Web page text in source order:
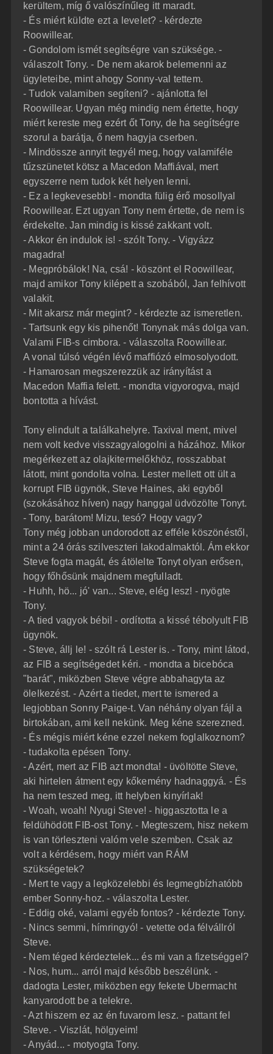
kerültem, míg ő valószínűleg itt maradt.
- És miért küldte ezt a levelet? - kérdezte
Roowillear.
- Gondolom ismét segítségre van szüksége. -
válaszolt Tony. - De nem akarok belemenni az
ügyleteibe, mint ahogy Sonny-val tettem.
- Tudok valamiben segíteni? - ajánlotta fel
Roowillear. Ugyan még mindig nem értette, hogy
miért kereste meg ezért őt Tony, de ha segítségre
szorul a barátja, ő nem hagyja cserben.
- Mindössze annyit tegyél meg, hogy valamiféle
tűzszünetet kötsz a Macedon Maffiával, mert
egyszerre nem tudok két helyen lenni.
- Ez a legkevesebb! - mondta fülig érő mosollyal
Roowillear. Ezt ugyan Tony nem értette, de nem is
érdekelte. Jan mindig is kissé zakkant volt.
- Akkor én indulok is! - szólt Tony. - Vigyázz
magadra!
- Megpróbálok! Na, csá! - köszönt el Roowillear,
majd amikor Tony kilépett a szobából, Jan felhívott
valakit.
- Mit akarsz már megint? - kérdezte az ismeretlen.
- Tartsunk egy kis pihenőt! Tonynak más dolga van.
Valami FIB-s cimbora. - válaszolta Roowillear.
A vonal túlsó végén lévő maffiózó elmosolyodott.
- Hamarosan megszerezzük az irányítást a
Macedon Maffia felett. - mondta vigyorogva, majd
bontotta a hívást.
Tony elindult a találkahelyre. Taxival ment, mivel
nem volt kedve visszagyalogolni a házához. Mikor
megérkezett az olajkitermelőkhöz, rosszabbat
látott, mint gondolta volna. Lester mellett ott ült a
korrupt FIB ügynök, Steve Haines, aki egyből
(szokásához híven) nagy hanggal üdvözölte Tonyt.
- Tony, barátom! Mizu, tesó? Hogy vagy?
Tony még jobban undorodott az efféle köszönéstől,
mint a 24 órás szilveszteri lakodalmaktól. Ám ekkor
Steve fogta magát, és átölelte Tonyt olyan erősen,
hogy főhősünk majdnem megfulladt.
- Huhh, hö... jó' van... Steve, elég lesz! - nyögte
Tony.
- A tied vagyok bébi! - ordította a kissé tébolyult FIB
ügynök.
- Steve, állj le! - szólt rá Lester is. - Tony, mint látod,
az FIB a segítségedet kéri. - mondta a bicebóca
"barát", miközben Steve végre abbahagyta az
ölelkezést. - Azért a tiedet, mert te ismered a
legjobban Sonny Paige-t. Van néhány olyan fájl a
birtokában, ami kell nekünk. Meg kéne szerezned.
- És mégis miért kéne ezzel nekem foglalkoznom?
- tudakolta epésen Tony.
- Azért, mert az FIB azt mondta! - üvöltötte Steve,
aki hirtelen átment egy kőkemény hadnaggyá. - És
ha nem teszed meg, itt helyben kinyírlak!
- Woah, woah! Nyugi Steve! - higgasztotta le a
feldühödött FIB-ost Tony. - Megteszem, hisz nekem
is van törleszteni valóm vele szemben. Csak az
volt a kérdésem, hogy miért van RÁM
szükségetek?
- Mert te vagy a legközelebbi és legmegbízhatóbb
ember Sonny-hoz. - válaszolta Lester.
- Eddig oké, valami egyéb fontos? - kérdezte Tony.
- Nincs semmi, hímringyó! - vetette oda félvállról
Steve.
- Nem téged kérdeztelek... és mi van a fizetséggel?
- Nos, hum... arról majd később beszélünk. -
dadogta Lester, miközben egy fekete Ubermacht
kanyarodott be a telekre.
- Azt hiszem ez az én fuvarom lesz. - pattant fel
Steve. - Viszlát, hölgyeim!
- Anyád... - motyogta Tony.